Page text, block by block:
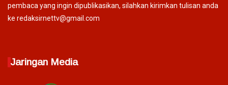
pembaca yang ingin dipublikasikan, silahkan kirimkan tulisan anda
ke redaksirnettv@gmail.com
Jaringan Media